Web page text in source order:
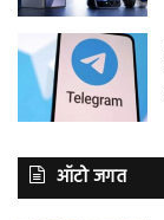
ऑटो जगत